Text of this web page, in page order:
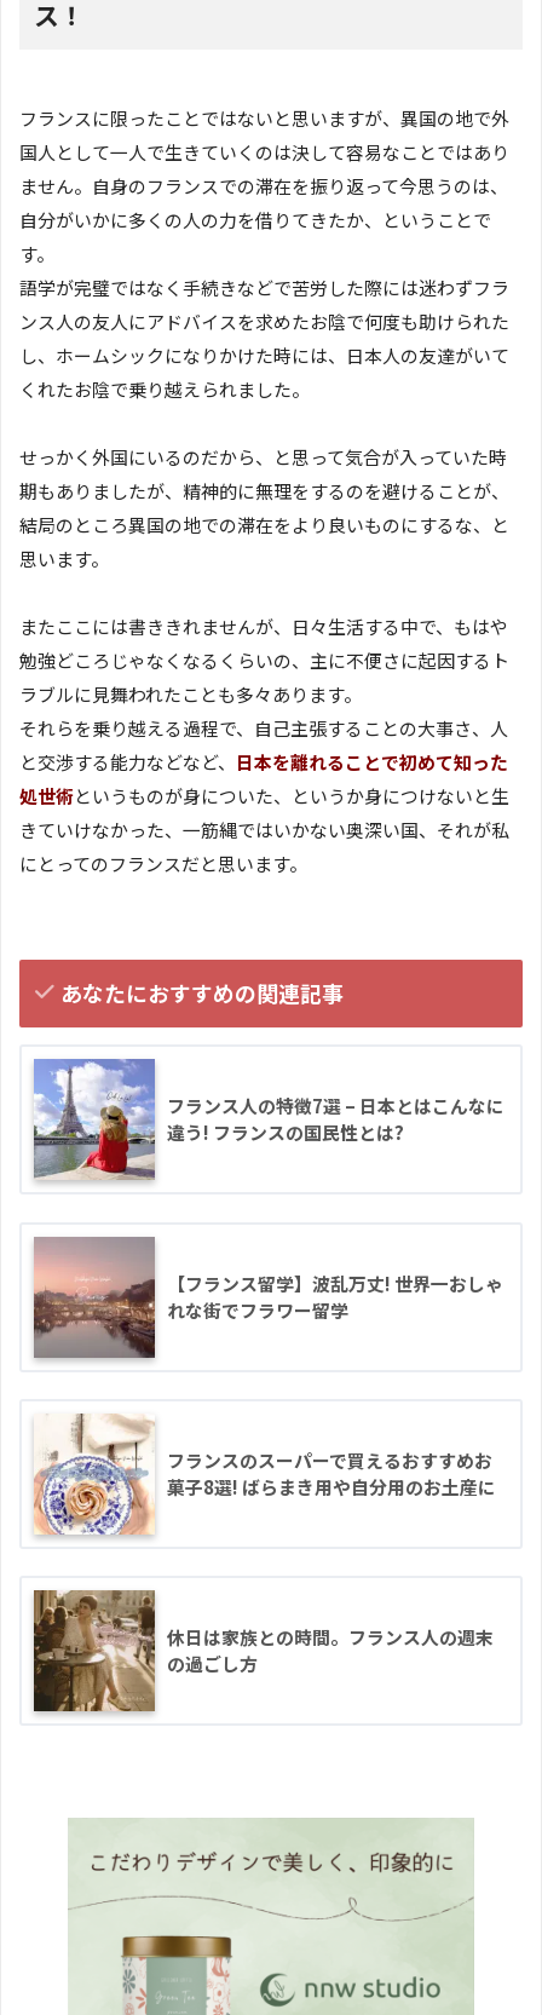
ス！
フランスに限ったことではないと思いますが、異国の地で外
国人として一人で生きていくのは決して容易なことではあり
ません。自身のフランスでの滞在を振り返って今思うのは、
自分がいかに多くの人の力を借りてきたか、ということで
す。
語学が完璧ではなく手続きなどで苦労した際には迷わずフラ
ンス人の友人にアドバイスを求めたお陰で何度も助けられた
し、ホームシックになりかけた時には、日本人の友達がいて
くれたお陰で乗り越えられました。
せっかく外国にいるのだから、と思って気合が入っていた時
期もありましたが、精神的に無理をするのを避けることが、
結局のところ異国の地での滞在をより良いものにするな、と
思います。
またここには書ききれませんが、日々生活する中で、もはや
勉強どころじゃなくなるくらいの、主に不便さに起因するト
ラブルに見舞われたことも多々あります。
それらを乗り越える過程で、自己主張することの大事さ、人
と交渉する能力などなど、 日本を離れることで初めて知った
処世術というものが身についた、というか身につけないと生
きていけなかった、一筋縄ではいかない奥深い国、それが私
にとってのフランスだと思います。
あなたにおすすめの関連記事
フランス人の特徴7選 – 日本とはこんなに
違う! フランスの国民性とは?
【フランス留学】波乱万丈! 世界一おしゃ
れな街でフラワー留学
フランスのスーパーで買えるおすすめお
菓子8選! ばらまき用や自分用のお土産に
休日は家族との時間。フランス人の週末
の過ごし方